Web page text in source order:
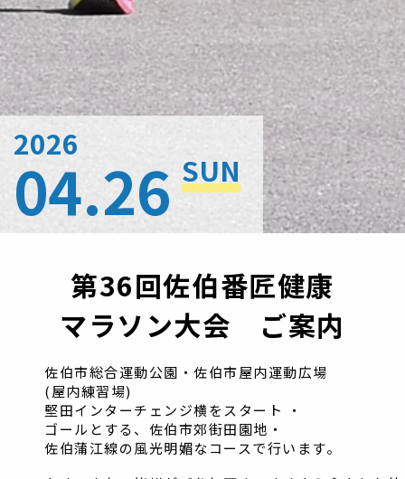
2026
04.26 SUN
第36回佐伯番匠健康
マラソン大会 ご案内
佐伯市総合運動公園・佐伯市屋内運動広場
(屋内練習場)
堅田インターチェンジ横をスタート ・
ゴールとする、佐伯市郊街田園地・
佐伯蒲江線の風光明媚なコースで行います。